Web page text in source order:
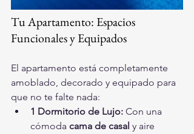
Tu Apartamento: Espacios
Funcionales y Equipados
El apartamento está completamente
amoblado, decorado y equipado para
que no te falte nada:
1 Dormitorio de Lujo: Con una
cómoda cama de casal y aire